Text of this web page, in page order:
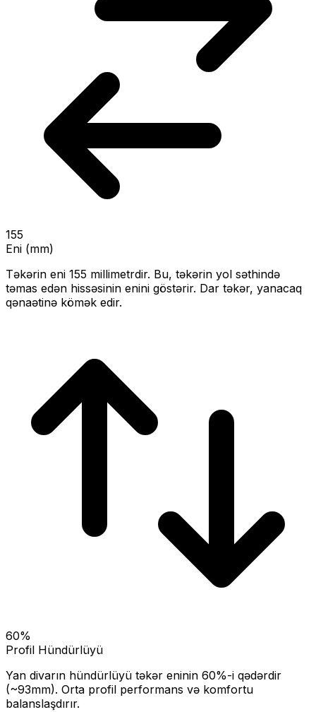
155
Eni (mm)
Təkərin eni 155 millimetrdir. Bu, təkərin yol səthində
təmas edən hissəsinin enini göstərir. Dar təkər, yanacaq
qənaətinə kömək edir.
60%
Profil Hündürlüyü
Yan divarın hündürlüyü təkər eninin 60%-i qədərdir
(~93mm). Orta profil performans və komfortu
balanslaşdırır.